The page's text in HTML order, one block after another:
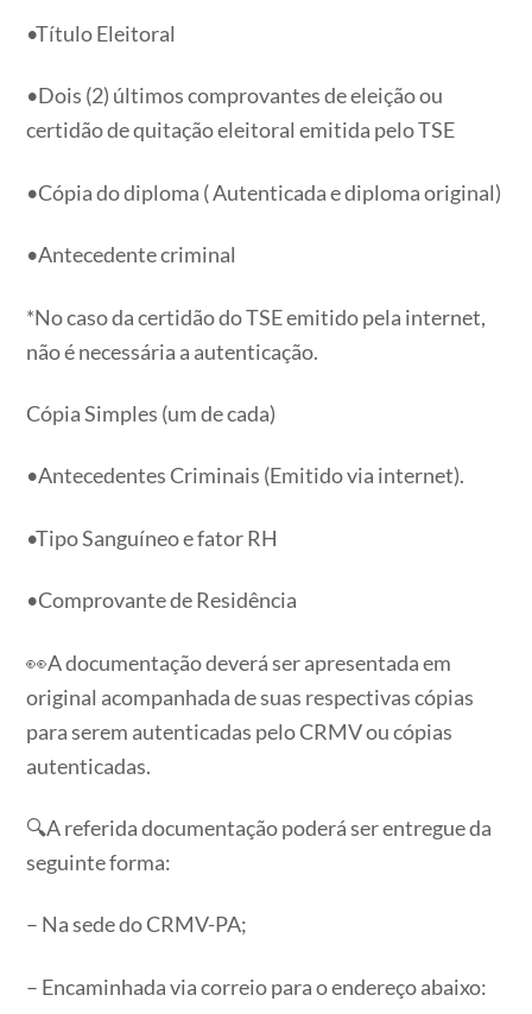
•Título Eleitoral
•Dois (2) últimos comprovantes de eleição ou
certidão de quitação eleitoral emitida pelo TSE
•Cópia do diploma ( Autenticada e diploma original)
•Antecedente criminal
*No caso da certidão do TSE emitido pela internet,
não é necessária a autenticação.
Cópia Simples (um de cada)
•Antecedentes Criminais (Emitido via internet).
•Tipo Sanguíneo e fator RH
•Comprovante de Residência
👀A documentação deverá ser apresentada em
original acompanhada de suas respectivas cópias
para serem autenticadas pelo CRMV ou cópias
autenticadas.
🔍A referida documentação poderá ser entregue da
seguinte forma:
– Na sede do CRMV-PA;
– Encaminhada via correio para o endereço abaixo: